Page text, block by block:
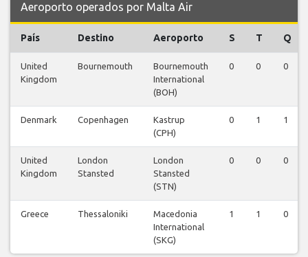
Aeroporto operados por Malta Air
País Destino Aeroporto S T Q
United
Kingdom
Bournemouth
Bournemouth
International
(BOH)
0 0 0
Denmark Copenhagen
Kastrup
(CPH)
0 1 1
United
Kingdom
London
Stansted
London
Stansted
(STN)
0 0 0
Greece Thessaloniki
Macedonia
International
(SKG)
1 1 0